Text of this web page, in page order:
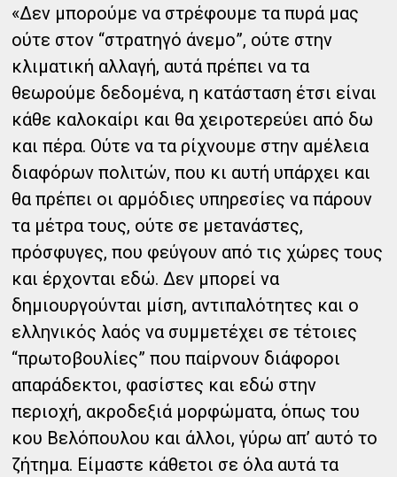
«Δεν μπορούμε να στρέφουμε τα πυρά μας
ούτε στον “στρατηγό άνεμο”, ούτε στην
κλιματική αλλαγή, αυτά πρέπει να τα
θεωρούμε δεδομένα, η κατάσταση έτσι είναι
κάθε καλοκαίρι και θα χειροτερεύει από δω
και πέρα. Ούτε να τα ρίχνουμε στην αμέλεια
διαφόρων πολιτών, που κι αυτή υπάρχει και
θα πρέπει οι αρμόδιες υπηρεσίες να πάρουν
τα μέτρα τους, ούτε σε μετανάστες,
πρόσφυγες, που φεύγουν από τις χώρες τους
και έρχονται εδώ. Δεν μπορεί να
δημιουργούνται μίση, αντιπαλότητες και ο
ελληνικός λαός να συμμετέχει σε τέτοιες
“πρωτοβουλίες” που παίρνουν διάφοροι
απαράδεκτοι, φασίστες και εδώ στην
περιοχή, ακροδεξιά μορφώματα, όπως του
κου Βελόπουλου και άλλοι, γύρω απ’ αυτό το
ζήτημα. Είμαστε κάθετοι σε όλα αυτά τα